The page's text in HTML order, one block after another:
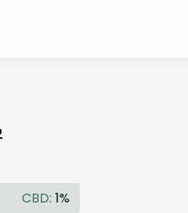
CBD: 1%